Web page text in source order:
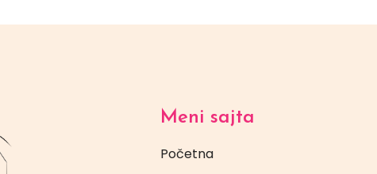
Meni sajta
Početna